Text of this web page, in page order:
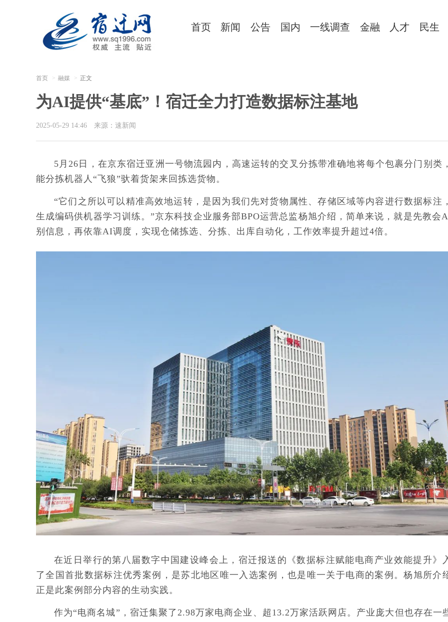
首页 新闻 公告 国内 一线调查 金融 人才 民生
首页 融媒 正文
为AI提供“基底”！宿迁全力打造数据标注基地
2025-05-29 14:46 来源：速新闻
5月26日，在京东宿迁亚洲一号物流园内，高速运转的交叉分拣带准确地将每个包裹分门别类
能分拣机器人“飞狼”驮着货架来回拣选货物。
“它们之所以可以精准高效地运转，是因为我们先对货物属性、存储区域等内容进行数据标注
生成编码供机器学习训练。”京东科技企业服务部BPO运营总监杨旭介绍，简单来说，就是先教会
别信息，再依靠AI调度，实现仓储拣选、分拣、出库自动化，工作效率提升超过4倍。
在近日举行的第八届数字中国建设峰会上，宿迁报送的《数据标注赋能电商产业效能提升》
了全国首批数据标注优秀案例，是苏北地区唯一入选案例，也是唯一关于电商的案例。杨旭所介
正是此案例部分内容的生动实践。
作为“电商名城”，宿迁集聚了2.98万家电商企业、超13.2万家活跃网店。产业庞大但也存在一